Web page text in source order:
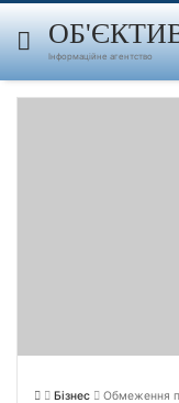
Skip
content
Інформаційне агентство
Бізнес Обмеження переказів з